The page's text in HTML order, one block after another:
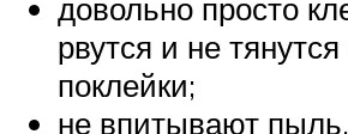
довольно просто
рвутся и не
поклейки;
не впитывают